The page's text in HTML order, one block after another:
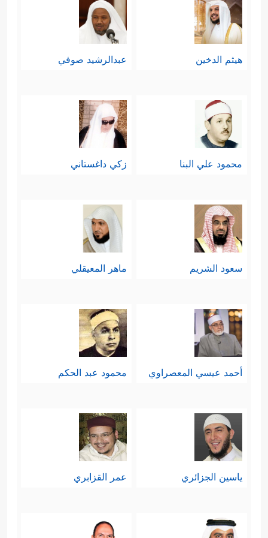
هيثم الدخين عبدالرشيد صوفي
محمود علي البنا زكي داغستاني
سعود الشريم ماهر المعيقلي
أحمد عيسي المعصراوي محمود عبد الحكم
ياسين الجزائري عمر القزابري